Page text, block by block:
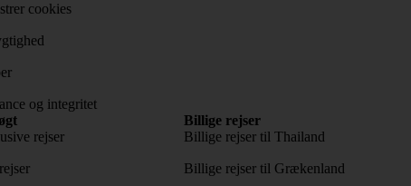
cookies
og integritet
rejser
Billige rejser
Billige rejser til Thailand
Billige rejser til Grækenland